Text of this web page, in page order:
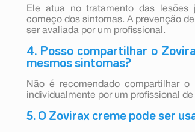
Ele atua no tratamento das lesões
começo dos sintomas. A prevenção
ser avaliada por um profissional.
4. Posso compartilhar o
mesmos sintomas?
Não é recomendado compartilhar
individualmente por um profissional de
5. O Zovirax creme pode ser